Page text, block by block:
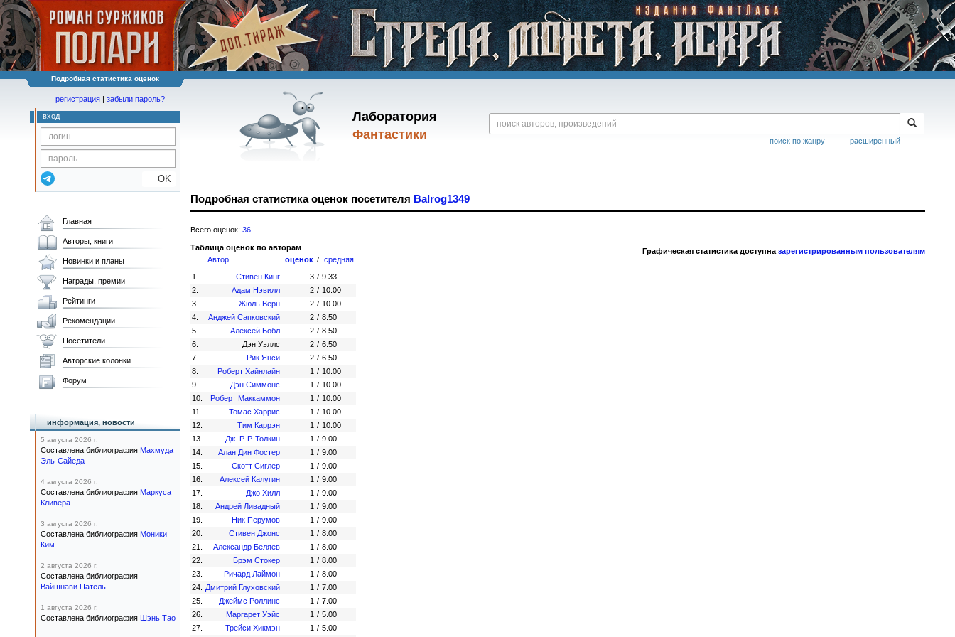
Подробная статистика оценок
Лаборатория
Фантастики
расширенный
поиск по жанру
регистрация | забыли пароль?
вход
OK
Подробная статистика оценок посетителя Balrog1349
Всего оценок: 36
Таблица оценок по авторам
Автор
оценок / средняя
1.
Стивен Кинг 3 / 9.33
2.
Адам Нэвилл 2 / 10.00
3.
Жюль Верн 2 / 10.00
4.
Анджей Сапковский 2 / 8.50
5.
Алексей Бобл 2 / 8.50
6.
Дэн Уэллс 2 / 6.50
7.
Рик Янси 2 / 6.50
8.
Роберт Хайнлайн 1 / 10.00
9.
Дэн Симмонс 1 / 10.00
10.
Роберт Маккаммон 1 / 10.00
11.
Томас Харрис 1 / 10.00
12.
Тим Каррэн 1 / 10.00
13.
Дж. Р. Р. Толкин 1 / 9.00
14.
Алан Дин Фостер 1 / 9.00
15.
Скотт Сиглер 1 / 9.00
16.
Алексей Калугин 1 / 9.00
17.
Джо Хилл 1 / 9.00
18.
Андрей Ливадный 1 / 9.00
19.
Ник Перумов 1 / 9.00
20.
Стивен Джонс 1 / 8.00
21.
Александр Беляев 1 / 8.00
22.
Брэм Стокер 1 / 8.00
23.
Ричард Лаймон 1 / 8.00
24.
Дмитрий Глуховский 1 / 7.00
25.
Джеймс Роллинс 1 / 7.00
26.
Маргарет Уэйс 1 / 5.00
27.
Трейси Хикмэн 1 / 5.00
Графическая статистика доступна зарегистрированным пользователям
Главная
Авторы, книги
Новинки и планы
Награды, премии
Рейтинги
Рекомендации
Посетители
Авторские колонки
Форум
информация, новости
5 августа 2026 г.
Составлена библиография Махмуда
Эль-Сайеда
4 августа 2026 г.
Составлена библиография Маркуса
Кливера
3 августа 2026 г.
Составлена библиография Моники
Ким
2 августа 2026 г.
Составлена библиография
Вайшнави Патель
1 августа 2026 г.
Составлена библиография Шэнь Тао